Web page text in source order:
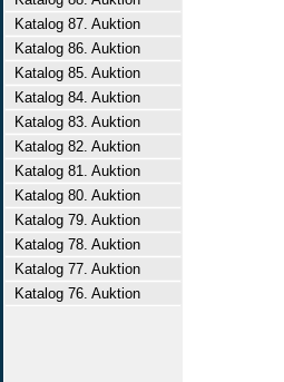
Katalog 87. Auktion
Katalog 86. Auktion
Katalog 85. Auktion
Katalog 84. Auktion
Katalog 83. Auktion
Katalog 82. Auktion
Katalog 81. Auktion
Katalog 80. Auktion
Katalog 79. Auktion
Katalog 78. Auktion
Katalog 77. Auktion
Katalog 76. Auktion